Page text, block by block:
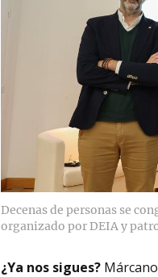
Decenas de personas se
organizado por DEIA y
¿Ya nos sigues?